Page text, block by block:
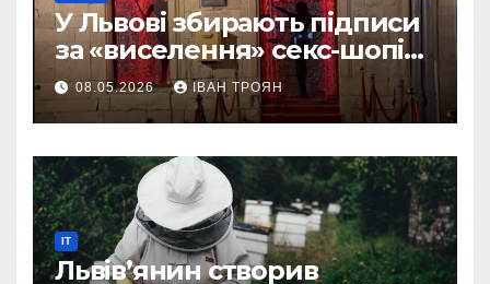
У Львові збирають підписи
за «виселення» секс-шопів
із центру міста
08.05.2026 ІВАН ТРОЯН
IT
Львів’янин створив